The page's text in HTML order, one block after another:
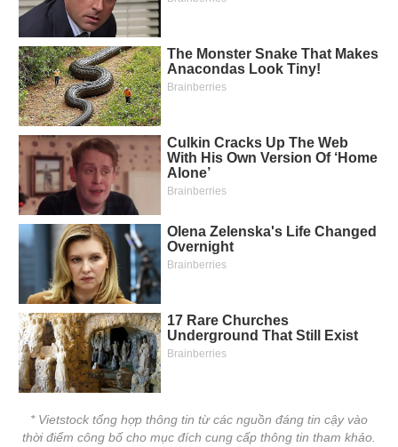
* Vietstock tổng hợp thông tin từ các nguồn đáng tin cậy vào
thời điểm công bố cho mục đích cung cấp thông tin tham khảo.